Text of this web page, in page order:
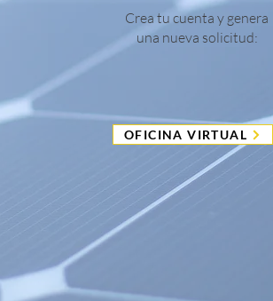
Crea tu cuenta y genera
una nueva solicitud:
OFICINA VIRTUAL